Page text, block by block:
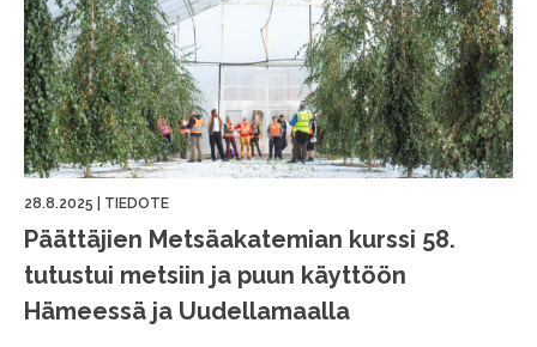
28.8.2025 TIEDOTE
Päättäjien Metsäakatemian kurssi 58.
tutustui metsiin ja puun käyttöön
Hämeessä ja Uudellamaalla